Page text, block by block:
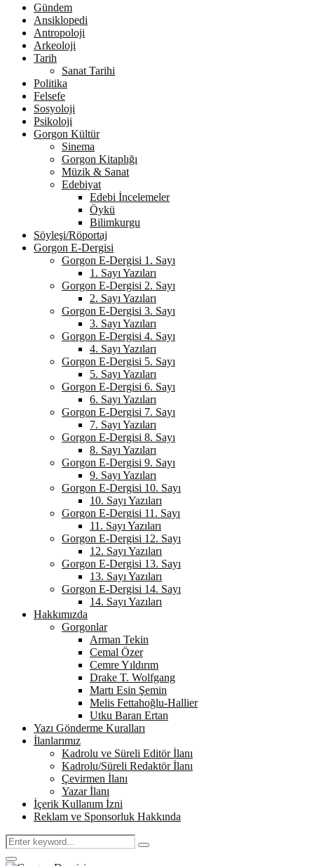
Gündem
Ansiklopedi
Antropoloji
Arkeoloji
Tarih
Sanat Tarihi
Politika
Felsefe
Sosyoloji
Psikoloji
Gorgon Kültür
Sinema
Gorgon Kitaplığı
Müzik & Sanat
Edebiyat
Edebi İncelemeler
Öykü
Bilimkurgu
Söyleşi/Röportaj
Gorgon E-Dergisi
Gorgon E-Dergisi 1. Sayı
1. Sayı Yazıları
Gorgon E-Dergisi 2. Sayı
2. Sayı Yazıları
Gorgon E-Dergisi 3. Sayı
3. Sayı Yazıları
Gorgon E-Dergisi 4. Sayı
4. Sayı Yazıları
Gorgon E-Dergisi 5. Sayı
5. Sayı Yazıları
Gorgon E-Dergisi 6. Sayı
6. Sayı Yazıları
Gorgon E-Dergisi 7. Sayı
7. Sayı Yazıları
Gorgon E-Dergisi 8. Sayı
8. Sayı Yazıları
Gorgon E-Dergisi 9. Sayı
9. Sayı Yazıları
Gorgon E-Dergisi 10. Sayı
10. Sayı Yazıları
Gorgon E-Dergisi 11. Sayı
11. Sayı Yazıları
Gorgon E-Dergisi 12. Sayı
12. Sayı Yazıları
Gorgon E-Dergisi 13. Sayı
13. Sayı Yazıları
Gorgon E-Dergisi 14. Sayı
14. Sayı Yazıları
Hakkımızda
Gorgonlar
Arman Tekin
Cemal Özer
Cemre Yıldırım
Drake T. Wolfgang
Martı Esin Şemin
Melis Fettahoğlu-Hallier
Utku Baran Ertan
Yazı Gönderme Kuralları
İlanlarımız
Kadrolu ve Süreli Editör İlanı
Kadrolu/Süreli Redaktör İlanı
Çevirmen İlanı
Yazar İlanı
İçerik Kullanım İzni
Reklam ve Sponsorluk Hakkında
Search
for:
Search
Primary